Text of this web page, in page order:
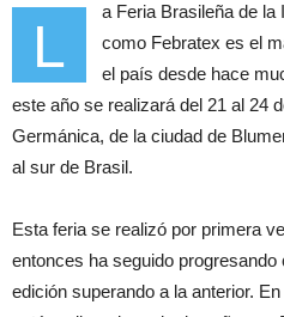
L
a Feria Brasileña de la
como Febratex es el
el país desde hace
este año se realizará del 21 al 24
Germánica, de la ciudad de
al sur de Brasil.
Esta feria se realizó por primera
entonces ha seguido
edición superando a la anterior.